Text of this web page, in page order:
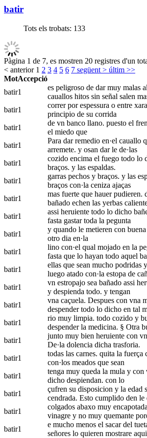
batir
Tots els trobats: 133
Pàgina 1 de 7, es mostren 20 registres d'un
< anterior 1 2 3 4 5 6 7 següent > últim >>
MotAccepció
batir1
es peligroso de dar muy malas
cauallos hitos sin señal salen
batir1
correr por espessura o entre
principio de su corrida
batir1
de vn banco llano. puesto el
el miedo que
batir1
Para dar remedio en·el cauallo
arremete. y osan dar le de·las
batir1
cozido encima el fuego todo lo
braços. y las espaldas.
batir1
garras pechos y braços. y las
braços con·la ceniza ajaças
batir1
mas fuerte que hauer pudieren.
bañado echen las yerbas
batir1
assi heruiente todo lo dicho
fasta gastar toda la pegunta
batir1
y quando le metieren con
otro dia en·la
batir1
lino con·el qual mojado en la
fasta que lo hayan todo aquel
batir1
ellas que sean mucho podridas
luego atado con·la estopa de
batir1
vn estropajo sea bañado assi
y despienda todo. y tengan
batir1
vna caçuela. Despues con vna
despender todo lo dicho en tal
batir1
rio muy limpia. todo cozido y
despender la medicina. § Otra
batir1
junto muy bien heruiente con
De·la dolencia dicha trasforia.
batir1
todas las carnes. quita la
con·los meados que sean
batir1
tenga muy queda la mula y
dicho despiendan. con lo
batir1
çufren su disposicion y la edad
cendrada. Esto cumplido den le
batir1
colgados abaxo muy
vinagre y no muy quemante
batir1
e mucho menos el sacar del
señores lo quieren mostrare